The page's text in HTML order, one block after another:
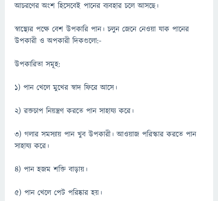
আচরণের অংশ হিসেবেই পানের ব্যবহার চলে আসছে।
স্বাস্থ্যের পক্ষে বেশ উপকারি পান। চলুন জেনে নেওয়া যাক পানের
উপকারী ও অপকারী দিকগুলো:-
উপকারিতা সমূহ:
১) পান খেলে মুখের স্বাদ ফিরে আসে।
২) রক্তচাপ নিয়ন্ত্রণ করতে পান সাহায্য করে।
৩) গলার সমস্যায় পান খুব উপকারী। আওয়াজ পরিস্কার করতে পান
সাহায্য করে।
৪) পান হজম শক্তি বাড়ায়।
৫) পান খেলে পেট পরিষ্কার হয়।